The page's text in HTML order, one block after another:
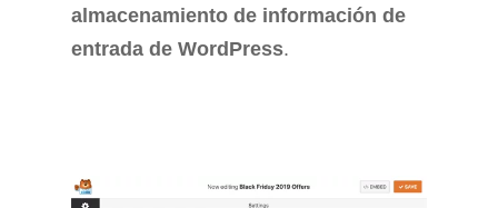
almacenamiento de información de
entrada de WordPress.